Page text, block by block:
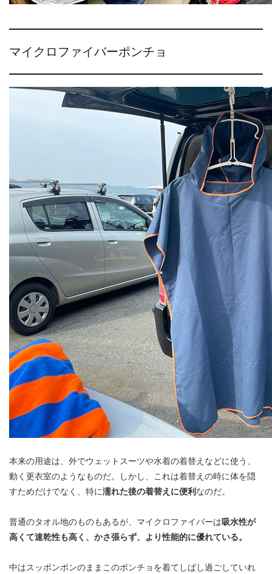
マイクロファイバーポンチョ
本来の用途は、外でウェットスーツや水着の着替えなどに使う、
動く更衣室のようなものだ。しかし、これは着替えの時に体を隠
すためだけでなく、特に濡れた後の着替えに便利なのだ。
普通のタオル地のものもあるが、マイクロファイバーは吸水性が
高くて速乾性も高く、かさ張らず、より性能的に優れている。
中はスッポンポンのままこのポンチョを着てしばし過ごしていれ